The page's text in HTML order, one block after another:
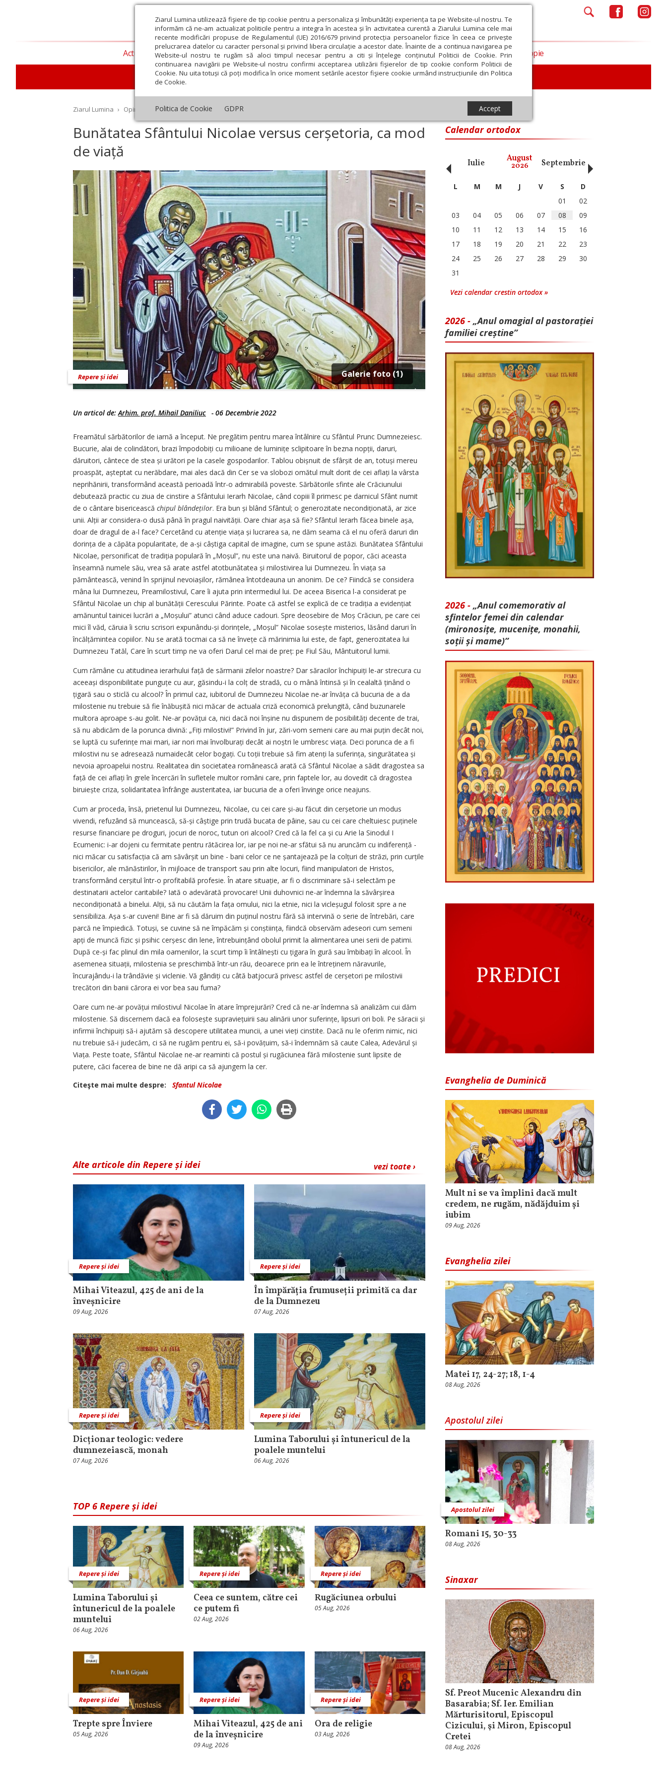
Ziarul Lumina utilizează fişiere de tip cookie pentru a personaliza și îmbunătăți experiența ta pe Website-ul nostru. Te
informăm că ne-am actualizat politicile pentru a integra în acestea și în activitatea curentă a Ziarului Lumina cele mai
recente modificări propuse de Regulamentul (UE) 2016/679 privind protecția persoanelor fizice în ceea ce privește
prelucrarea datelor cu caracter personal și privind libera circulație a acestor date. Înainte de a continua navigarea pe
Website-ul nostru te rugăm să aloci timpul necesar pentru a citi și înțelege conținutul Politicii de Cookie. Prin
continuarea navigării pe Website-ul nostru confirmi acceptarea utilizării fişierelor de tip cookie conform Politicii de
Cookie. Nu uita totuși că poți modifica în orice moment setările acestor fişiere cookie urmând instrucțiunile din Politica
de Cookie.
Politica de Cookie GDPR Accept
Actualitate religioasă Teologie și spiritualitate Educaţie și Cultură Societate Opinii
Editorial Repere și idei Pilda zilei
Filantropie
Ziarul Lumina › Opinii Repere și idei › Bunătatea Sfântului Nicolae versus cerșetoria, ca mod de viață
Bunătatea Sfântului Nicolae versus cerșetoria, ca mod
de viață
Galerie foto (1)
Repere și idei
Un articol de: Arhim. prof. Mihail Daniliuc - 06 Decembrie 2022
Freamătul sărbătorilor de iarnă a început. Ne pregătim pentru marea întâlnire cu Sfântul Prunc Dumnezeiesc.
Bucurie, alai de colindători, brazi împodobiți cu milioane de luminițe sclipitoare în bezna nopții, daruri,
dăruitori, cântece de stea și urători pe la casele gospodarilor. Tablou obișnuit de sfârșit de an, totuși mereu
proaspăt, așteptat cu nerăbdare, mai ales dacă din Cer se va slobozi omătul mult dorit de cei aflați la vârsta
neprihănirii, transformând această perioadă într-o admirabilă poveste. Sărbătorile sfinte ale Crăciunului
debutează practic cu ziua de cinstire a Sfântului Ierarh Nicolae, când copiii îl primesc pe darnicul Sfânt numit
de o cântare bisericească chipul blândeților. Era bun și blând Sfântul; o generozitate necondiționată, ar zice
unii. Alții ar considera-o dusă până în pragul naivității. Oare chiar așa să fie? Sfântul Ierarh făcea binele așa,
doar de dragul de a-l face? Cercetând cu atenție viața și lucrarea sa, ne dăm seama că el nu oferă daruri din
dorința de a căpăta popularitate, de a-și câștiga capital de imagine, cum se spune astăzi. Bunătatea Sfântului
Nicolae, personificat de tradiția populară în „Moșul”, nu este una naivă. Biruitorul de popor, căci aceasta
înseamnă numele său, vrea să arate astfel atotbunătatea și milostivirea lui Dumnezeu. În viața sa
pământească, venind în sprijinul nevoiașilor, rămânea întotdeauna un anonim. De ce? Fiindcă se considera
mâna lui Dumnezeu, Preamilostivul, Care îi ajuta prin intermediul lui. De aceea Biserica l-a considerat pe
Sfântul Nicolae un chip al bunătății Cerescului Părinte. Poate că astfel se explică de ce tradiția a evidențiat
amănuntul tainicei lucrări a „Moșului” atunci când aduce cadouri. Spre deosebire de Moș Crăciun, pe care cei
mici îl văd, căruia îi scriu scrisori expunându-și dorințele, „Moșul” Nicolae sosește misterios, lăsând daruri în
încălțămintea copiilor. Nu se arată tocmai ca să ne învețe că mărinimia lui este, de fapt, generozitatea lui
Dumnezeu Tatăl, Care în scurt timp ne va oferi Darul cel mai de preț: pe Fiul Său, Mântuitorul lumii.
Cum rămâne cu atitudinea ierarhului față de sărmanii zilelor noastre? Dar săracilor închipuiți le-ar strecura cu
aceeași disponibilitate punguțe cu aur, găsindu-i la colț de stradă, cu o mână întinsă și în cealaltă ținând o
țigară sau o sticlă cu alcool? În primul caz, iubitorul de Dumnezeu Nicolae ne-ar învăța că bucuria de a da
milostenie nu trebuie să fie înăbușită nici măcar de actuala criză economică prelungită, când buzunarele
multora aproape s-au golit. Ne-ar povățui ca, nici dacă noi înșine nu dispunem de posibilități decente de trai,
să nu abdicăm de la porunca divină: „Fiți milostivi!” Privind în jur, zări-vom semeni care au mai puțin decât noi,
se luptă cu suferințe mai mari, iar nori mai învolburați decât ai noștri le umbresc viața. Deci porunca de a fi
milostivi nu se adresează numaidecât celor bogați. Cu toții trebuie să fim atenți la suferința, singurătatea și
nevoia aproapelui nostru. Realitatea din societatea românească arată că Sfântul Nicolae a sădit dragostea sa
față de cei aflați în grele încercări în sufletele multor români care, prin faptele lor, au dovedit că dragostea
biruiește criza, solidaritatea înfrânge austeritatea, iar bucuria de a oferi învinge orice neajuns.
Cum ar proceda, însă, prietenul lui Dumnezeu, Nicolae, cu cei care și-au făcut din cerșetorie un modus
vivendi, refuzând să muncească, să-și câștige prin trudă bucata de pâine, sau cu cei care cheltuiesc puținele
resurse financiare pe droguri, jocuri de noroc, tutun ori alcool? Cred că la fel ca și cu Arie la Sinodul I
Ecumenic: i-ar dojeni cu fermitate pentru rătăcirea lor, iar pe noi ne-ar sfătui să nu aruncăm cu indiferență -
nici măcar cu satisfacția că am săvârșit un bine - bani celor ce ne șantajează pe la colțuri de străzi, prin curțile
bisericilor, ale mănăstirilor, în mijloace de transport sau prin alte locuri, fiind manipulatori de Hristos,
transformând cerșitul într-o profitabilă profesie. În atare situație, ar fi o discriminare să-i selectăm pe
destinatarii actelor caritabile? Iată o adevărată provocare! Unii duhovnici ne-ar îndemna la săvârșirea
necondiționată a binelui. Alții, să nu căutăm la fața omului, nici la etnie, nici la vicleșugul folosit spre a ne
sensibiliza. Așa s-ar cuveni! Bine ar fi să dăruim din puținul nostru fără să intervină o serie de întrebări, care
parcă ne împiedică. Totuși, se cuvine să ne împăcăm și conștiința, fiindcă observăm adeseori cum semeni
apți de muncă fizic și psihic cerșesc din lene, întrebuințând obolul primit la alimentarea unei serii de patimi.
După ce-și fac plinul din mila oamenilor, la scurt timp îi întâlnești cu țigara în gură sau îmbibați în alcool. În
asemenea situații, milostenia se preschimbă într-un rău, deoarece prin ea le întreținem năravurile,
încurajându-i la trândăvie și viclenie. Vă gândiți cu câtă batjocură privesc astfel de cerșetori pe milostivii
trecători din banii cărora ei vor bea sau fuma?
Oare cum ne-ar povățui milostivul Nicolae în atare împrejurări? Cred că ne-ar îndemna să analizăm cui dăm
milostenie. Să discernem dacă ea folosește supraviețuirii sau alinării unor suferințe, lipsuri ori boli. Pe săracii și
infirmii închipuiți să-i ajutăm să descopere utilitatea muncii, a unei vieți cinstite. Dacă nu le oferim nimic, nici
nu trebuie să-i judecăm, ci să ne rugăm pentru ei, să-i povățuim, să-i îndemnăm să caute Calea, Adevărul și
Viața. Peste toate, Sfântul Nicolae ne-ar reaminti că postul și rugăciunea fără milostenie sunt lipsite de
putere, căci facerea de bine ne dă aripi ca să ajungem la cer.
Citeşte mai multe despre:
Sfantul Nicolae
vezi toate ›
Alte articole din Repere și idei
Repere și idei
Mihai Viteazul, 425 de ani de la
înveșnicire
09 Aug, 2026
Repere și idei
În împărăția frumuseții primită ca dar
de la Dumnezeu
07 Aug, 2026
Repere și idei
Dicționar teologic: vedere
dumnezeiască, monah
07 Aug, 2026
Repere și idei
Lumina Taborului și întunericul de la
poalele muntelui
06 Aug, 2026
TOP 6 Repere și idei
Repere și idei
Lumina Taborului și
întunericul de la poalele
muntelui
06 Aug, 2026
Repere și idei
Ceea ce suntem, către cei
ce putem fi
02 Aug, 2026
Repere și idei
Rugăciunea orbului
05 Aug, 2026
Repere și idei
Trepte spre Înviere
05 Aug, 2026
Repere și idei
Mihai Viteazul, 425 de ani
de la înveșnicire
09 Aug, 2026
Repere și idei
Ora de religie
03 Aug, 2026
Calendar ortodox
Noiembrie Iulie August
2026 Septembrie Octombrie
‹ L M M J V S
D
01
02
03
04 05 06 07 08
09
10
11 12 13 14 15
16
17
18 19 20 21 22
23
24
25 26 27 28 29
30
31
Vezi calendar crestin ortodox »
2026 - „Anul omagial al pastorației
familiei creștine”
2026 - „Anul comemorativ al
sfintelor femei din calendar
(mironosițe, mu­cenițe, monahii,
soții și mame)”
Evanghelia de Duminică
Mult ni se va împlini dacă mult
credem, ne rugăm, nădăjduim și
iubim
09 Aug, 2026
Evanghelia zilei
Matei 17, 24-27; 18, 1-4
08 Aug, 2026
Apostolul zilei
Apostolul zilei
Romani 15, 30-33
08 Aug, 2026
Sinaxar
Sf. Preot Mucenic Alexandru din
Basarabia; Sf. Ier. Emilian
Mărturisitorul, Episcopul
Cizicului, şi Miron, Episcopul
Cretei
08 Aug, 2026